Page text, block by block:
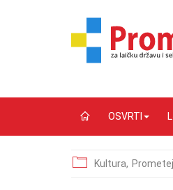
OSVRTI
Kultura,